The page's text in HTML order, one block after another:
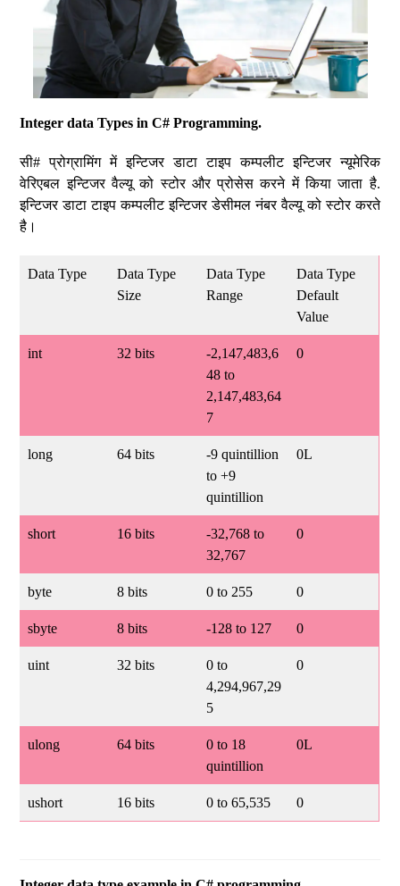
Integer data Types in C# Programming.
सी# प्रोग्रामिंग में इन्टिजर डाटा टाइप कम्पलीट इन्टिजर न्यूमेरिक
वेरिएबल इन्टिजर वैल्यू को स्टोर और प्रोसेस करने में किया जाता है.
इन्टिजर डाटा टाइप कम्पलीट इन्टिजर डेसीमल नंबर वैल्यू को स्टोर करते
है।
Data Type
Data Type
Size
Data Type
Range
Data Type
Default
Value
int 32 bits
-2,147,483,6
48 to
2,147,483,64
7
0
long 64 bits
-9 quintillion
to +9
quintillion
0L
short 16 bits
-32,768 to
32,767
0
byte 8 bits 0 to 255 0
sbyte 8 bits -128 to 127 0
uint 32 bits
0 to
4,294,967,29
5
0
ulong 64 bits
0 to 18
quintillion
0L
ushort 16 bits 0 to 65,535 0